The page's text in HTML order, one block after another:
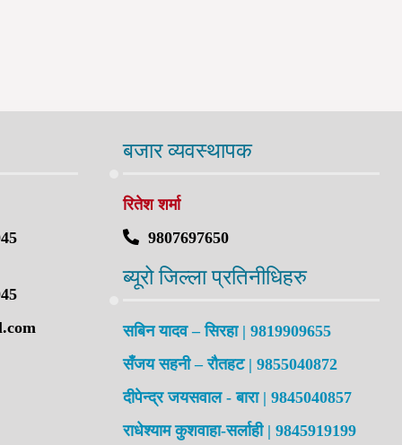
बजार व्यवस्थापक
रितेश शर्मा
9807697650
ब्यूरो जिल्ला प्रतिनीधिहरु
सबिन यादव – सिरहा | 9819909655
सँजय सहनी – रौतहट | 9855040872
दीपेन्द्र जयसवाल - बारा | 9845040857
राधेश्याम कुशवाहा-सर्लाही | 9845919199